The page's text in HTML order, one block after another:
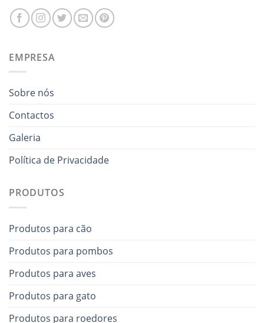
EMPRESA
Sobre nós
Contactos
Galeria
Política de Privacidade
PRODUTOS
Produtos para cão
Produtos para pombos
Produtos para aves
Produtos para gato
Produtos para roedores